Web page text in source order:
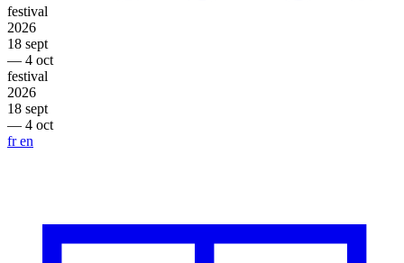
festival
2026
18 sept
— 4 oct
festival
2026
18 sept
— 4 oct
fren